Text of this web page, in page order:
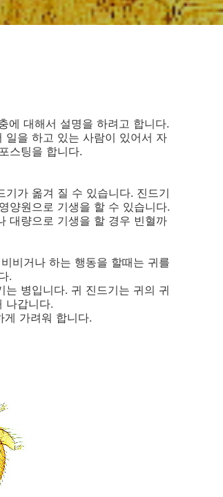
에 대해서 설명을 하려고 합니다.
일을 하고 있는 사람이 있어서 자
스팅을 합니다.
가 옮겨 질 수 있습니다. 진드기
양원으로 기생을 할 수 있습니다.
대량으로 기생을 할 경우 빈혈까
비거나 하는 행동을 할때는 귀를
.
병입니다. 귀 진드기는 귀의 귀
나갑니다.
가려워 합니다.